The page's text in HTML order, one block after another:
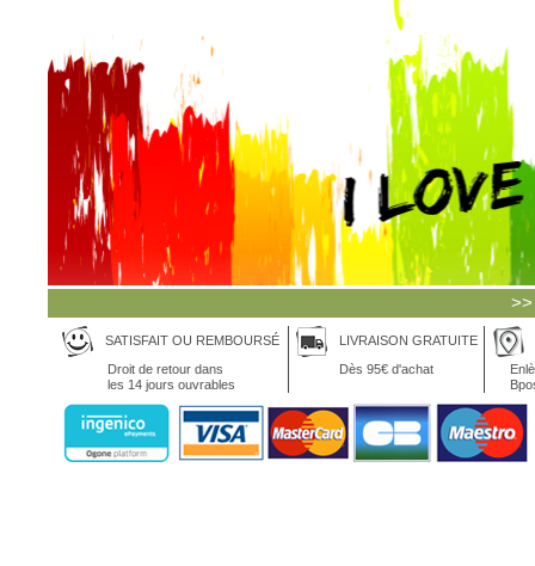
SATISFAIT OU REMBOURSÉ
Droit de retour dans
les 14 jours ouvrables
LIVRAISON GRATUITE
Dès 95€ d'achat